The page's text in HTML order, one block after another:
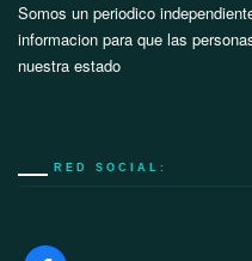
Somos un periodico
informacion para que las
nuestra estado
RED SOCIAL: